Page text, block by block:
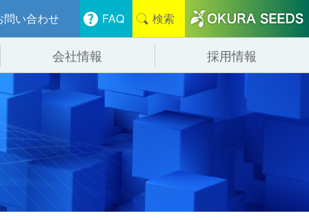
問い合わせ FAQ 検索
分けシステム
システム
ンニング・デバンニングシステム
流
品
会社情報
社概要
業紹介
採用情報